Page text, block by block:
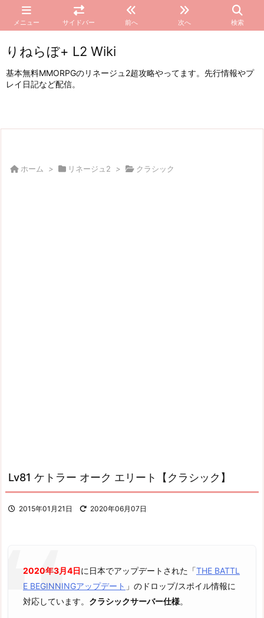
メニュー サイドバー 前へ 次へ 検索
りねらぼ+ L2 Wiki
基本無料MMORPGのリネージュ2超攻略やってます。先行情報やプ
レイ日記など配信。
ホーム > リネージュ2 > クラシック
Lv81 ケトラー オーク エリート【クラシック】
2015年01月21日 2020年06月07日
2020年3月4日に日本でアップデートされた「THE BATTL
E BEGINNINGアップデート 」のドロップ/スポイル情報に
対応しています。 クラシックサーバー仕様。